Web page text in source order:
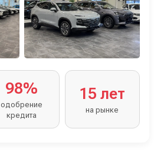
98%
одобрение
кредита
15 лет
на рынке